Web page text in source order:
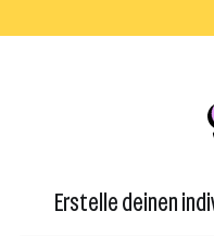
Erstelle deinen